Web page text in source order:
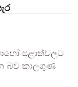
පළාත්වලට
බව කාලගුණ